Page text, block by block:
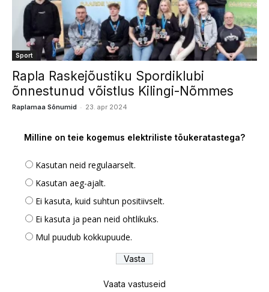
Sport
Rapla Raskejõustiku Spordiklubi
õnnestunud võistlus Kilingi-Nõmmes
Raplamaa Sõnumid - 23. apr 2024
Milline on teie kogemus elektriliste tõukeratastega?
Kasutan neid regulaarselt.
Kasutan aeg-ajalt.
Ei kasuta, kuid suhtun positiivselt.
Ei kasuta ja pean neid ohtlikuks.
Mul puudub kokkupuude.
Vaata vastuseid